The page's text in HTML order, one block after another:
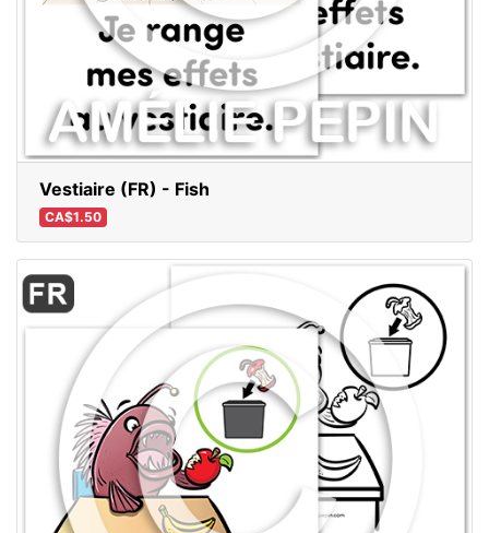
Vestiaire (FR) - Fish
CA$1.50